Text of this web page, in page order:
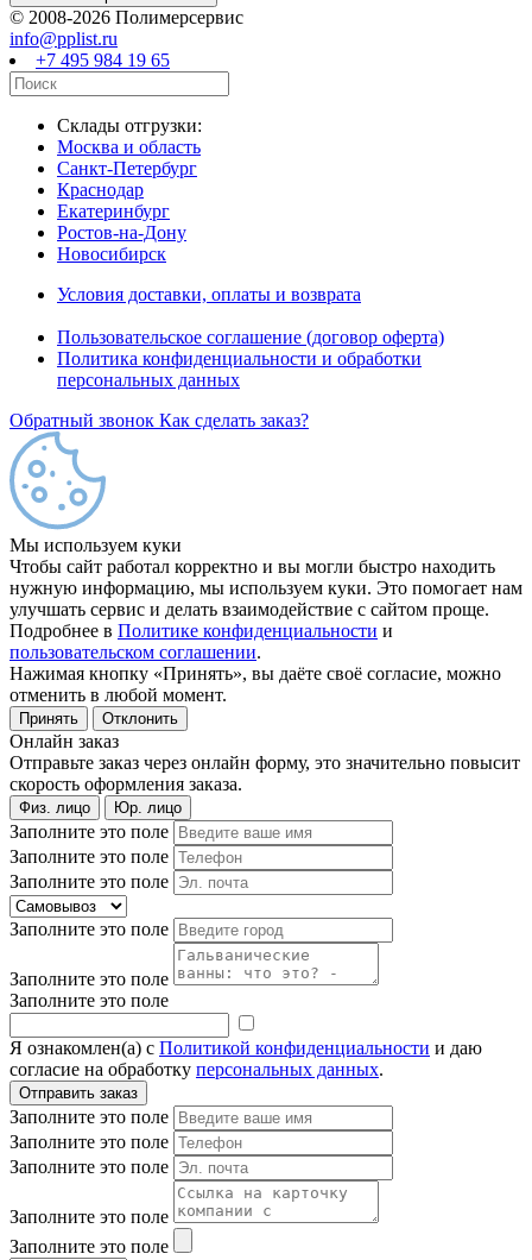
© 2008-2026 Полимерсервис
info@pplist.ru
+7 495 984 19 65
Склады отгрузки:
Москва и область
Санкт-Петербург
Краснодар
Екатеринбург
Ростов-на-Дону
Новосибирск
Условия доставки, оплаты и возврата
Пользовательское соглашение (договор оферта)
Политика конфиденциальности и обработки
персональных данных
Обратный звонок Как сделать заказ?
Мы используем куки
Чтобы сайт работал корректно и вы могли быстро находить
нужную информацию, мы используем куки. Это помогает нам
улучшать сервис и делать взаимодействие с сайтом проще.
Подробнее в Политике конфиденциальности и
пользовательском соглашении.
Нажимая кнопку «Принять», вы даёте своё согласие, можно
отменить в любой момент.
Принять Отклонить
Онлайн заказ
Отправьте заказ через онлайн форму, это значительно повысит
скорость оформления заказа.
Физ. лицо Юр. лицо
Заполните это поле
Заполните это поле
Заполните это поле
Заполните это поле
Заполните это поле
Заполните это поле
Я ознакомлен(а) с Политикой конфиденциальности и даю
согласие на обработку персональных данных.
Заполните это поле
Заполните это поле
Заполните это поле
Заполните это поле
Заполните это поле